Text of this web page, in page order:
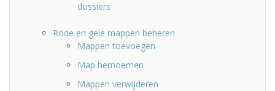
dossiers
Rode en gele mappen beheren
Mappen toevoegen
Map hernoemen
Mappen verwijderen